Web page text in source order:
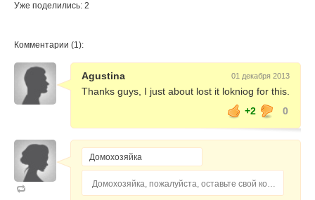
Уже поделились: 2
Комментарии (1):
Agustina 01 декабря 2013
Thanks guys, I just about lost it lokniog for this.
+2
0
Домохозяйка, пожалуйста, оставьте свой комментарий...